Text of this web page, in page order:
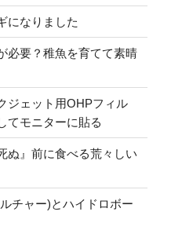
になりました
必要？稚魚を育てて素晴
ジェット用OHPフィル
てモニターに貼る
ぬ』前に食べる荒々しい
チャー)とハイドロボー